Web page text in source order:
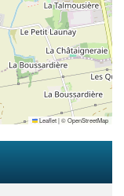
Leaflet|©OpenStreetMap